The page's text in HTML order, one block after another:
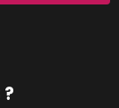
?